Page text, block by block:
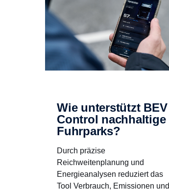
Wie unterstützt BEV
Control nachhaltige
Fuhrparks?
Durch präzise
Reichweitenplanung und
Energieanalysen reduziert das
Tool Verbrauch, Emissionen und